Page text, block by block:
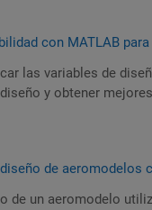
con MATLAB
las variables de
y obtener
de aeromodelos
de un aeromodelo